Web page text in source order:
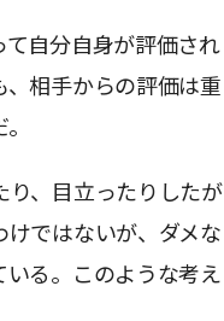
自分自身が評価され
相手からの評価は重
り、目立ったりしたが
けではないが、ダメな
る。このような考え